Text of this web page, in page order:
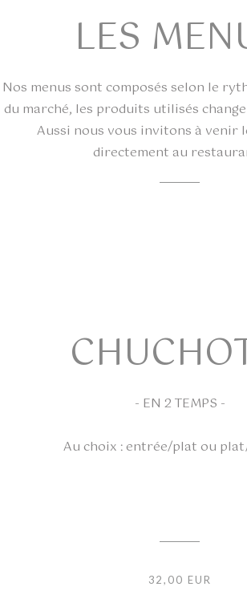
LES
Nos menus sont composés selon le
du marché, les produits utilisés
Aussi nous vous invitons à venir
directement au
- EN 2 TEMPS -
Au choix : entrée/plat ou
32,00 EUR